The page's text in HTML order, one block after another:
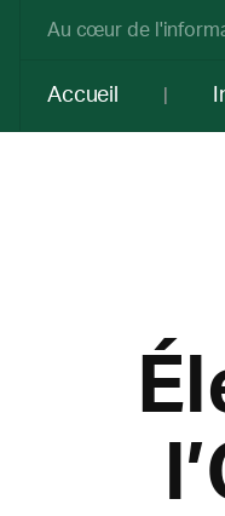
Au cœur de
Accueil